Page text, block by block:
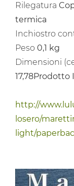
Rilegatura
termica
Inchiostro
Peso 0,1 kg
Dimensioni
17,78Prodotto
http://
losero/
light/